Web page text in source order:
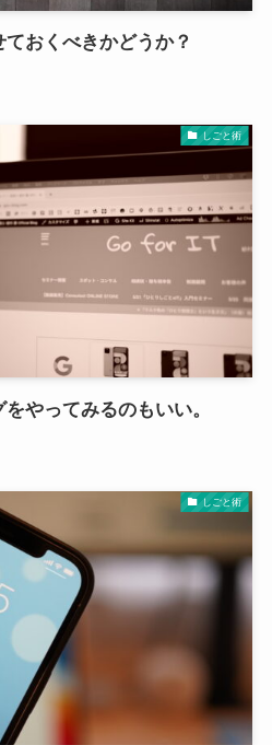
おくべきかどうか？
しごと術
やってみるのもいい。
しごと術